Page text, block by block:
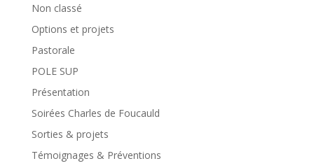
Non classé
Options et projets
Pastorale
POLE SUP
Présentation
Soirées Charles de Foucauld
Sorties & projets
Témoignages & Préventions